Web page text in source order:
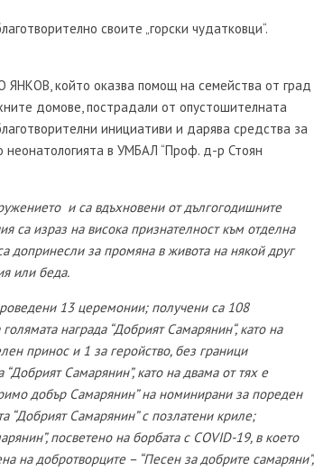
своите „горски чудатковци“.
който оказва помощ на семейства от град
домове, пострадали от опустошителната
инициативи и дарява средства за
в УМБАЛ “Проф. д-р Стоян
и са вдъхновени от дългогодишните
са израз на висока признателност към отделна
допринесли за промяна в живота на някой друг
или беда.
13 церемонии; получени са 108
награда “Добрият Самарянин“, като на
принос и 1 за геройство, без граници
Самарянин”, като на двама от тях е
добър Самарянин” на номинирани за пореден
“Добрият Самарянин” с позлатени криле;
посветено на борбата с COVID-19, в което
на добротворците – “Песен за добрите самаряни”,